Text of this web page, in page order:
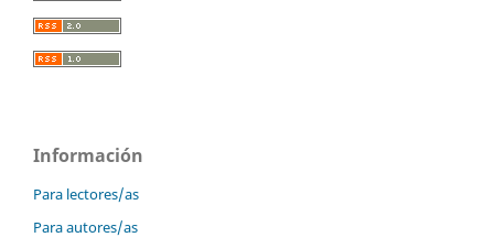
Información
Para lectores/as
Para autores/as